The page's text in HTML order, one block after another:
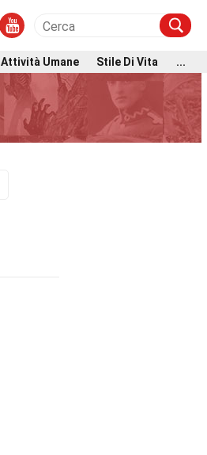
Attività Umane Stile Di Vita ...